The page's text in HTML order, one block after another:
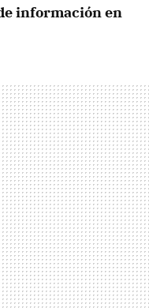
información en